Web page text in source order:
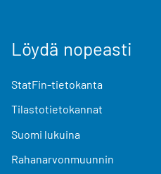
Löydä nopeasti
StatFin-tietokanta
Tilastotietokannat
Suomi lukuina
Rahanarvonmuunnin